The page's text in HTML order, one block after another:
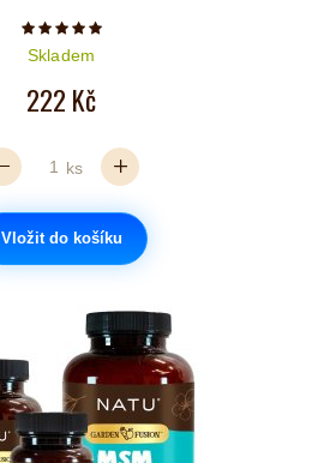
Počet hvězdiček je 5 z 5
Skladem
222 Kč
ks
Vložit do košíku